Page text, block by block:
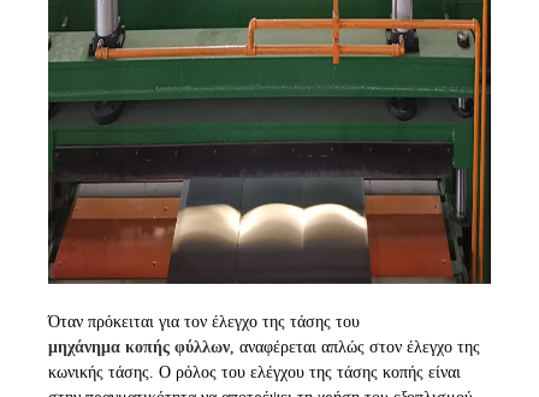
Όταν πρόκειται για τον έλεγχο της τάσης του
μηχάνημα κοπής φύλλων , αναφέρεται απλώς στον έλεγχο της
κωνικής τάσης. Ο ρόλος του ελέγχου της τάσης κοπής είναι